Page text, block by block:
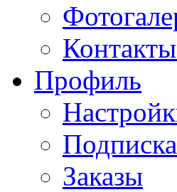
Профиль
Подписка
Заказы